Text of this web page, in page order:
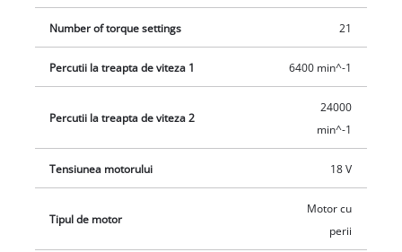
Number of torque settings 21
Percutii la treapta de viteza 1 6400 min^-1
Percutii la treapta de viteza 2
24000
min^-1
Tensiunea motorului 18 V
Tipul de motor
Motor cu
perii